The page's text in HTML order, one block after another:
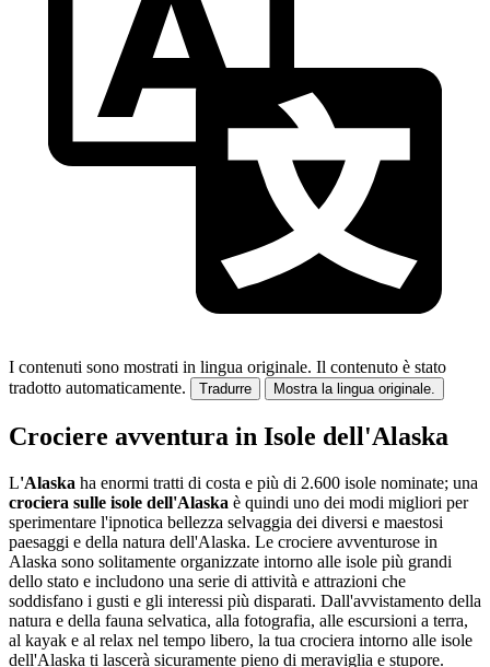
I contenuti sono mostrati in lingua originale. Il contenuto è stato
tradotto automaticamente.
Tradurre Mostra la lingua originale.
Crociere avventura in Isole dell'Alaska
L'Alaska ha enormi tratti di costa e più di 2.600 isole nominate; una
crociera sulle isole dell'Alaska è quindi uno dei modi migliori per
sperimentare l'ipnotica bellezza selvaggia dei diversi e maestosi
paesaggi e della natura dell'Alaska. Le crociere avventurose in
Alaska sono solitamente organizzate intorno alle isole più grandi
dello stato e includono una serie di attività e attrazioni che
soddisfano i gusti e gli interessi più disparati. Dall'avvistamento della
natura e della fauna selvatica, alla fotografia, alle escursioni a terra,
al kayak e al relax nel tempo libero, la tua crociera intorno alle isole
dell'Alaska ti lascerà sicuramente pieno di meraviglia e stupore.